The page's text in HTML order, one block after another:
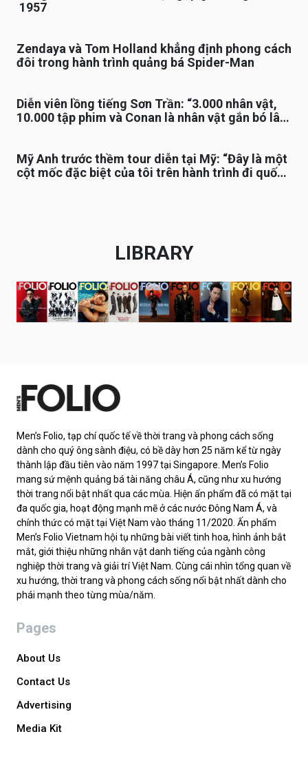
1957
Zendaya và Tom Holland khẳng định phong cách
đôi trong hành trình quảng bá Spider-Man
Diễn viên lồng tiếng Sơn Trần: “3.000 nhân vật,
10.000 tập phim và Conan là nhân vật gắn bó lâu
Mỹ Anh trước thềm tour diễn tại Mỹ: “Đây là một
cột mốc đặc biệt của tôi trên hành trình đi quốc
LIBRARY
Men’s Folio, tạp chí quốc tế về thời trang và phong cách sống
dành cho quý ông sành điệu, có bề dày hơn 25 năm kể từ ngày
thành lập đầu tiên vào năm 1997 tại Singapore. Men’s Folio
mang sứ mệnh quảng bá tài năng châu Á, cũng như xu hướng
thời trang nổi bật nhất qua các mùa. Hiện ấn phẩm đã có mặt tại
đa quốc gia, hoạt động mạnh mẽ ở các nước Đông Nam Á, và
chính thức có mặt tại Việt Nam vào tháng 11/2020. Ấn phẩm
Men’s Folio Vietnam hội tụ những bài viết tinh hoa, hình ảnh bắt
mắt, giới thiệu những nhân vật danh tiếng của ngành công
nghiệp thời trang và giải trí Việt Nam. Cùng cái nhìn tổng quan về
xu hướng, thời trang và phong cách sống nổi bật nhất dành cho
phái mạnh theo từng mùa/năm.
Pages
About Us
Contact Us
Advertising
Media Kit